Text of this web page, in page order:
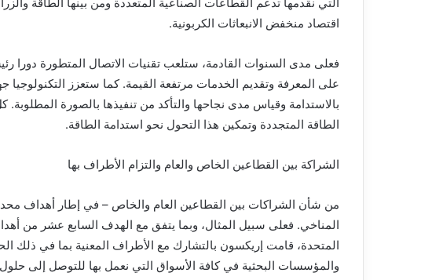
اقتصاد منخفض الانبعاثات الكربونية.
فعلى مدى السنوات القادمة، ستلعب تقنيات الاتصال المتطورة دورا
على المعرفة وتقديم الخدمات مرتفعة القيمة. كما ستعزز التكنولوجيا
بالاستدامة وقياس مدى نجاحها والتأكد من تنفيذها بالصورة
الطاقة المتجددة وتمكين هذا التحول نحو استدامة الطاقة.
الشراكة بين القطاعين الخاص والعام والتزام الأطراف بها
من شأن الشراكات بين القطاعين العام والخاص – في إطار أهداف
المناخي. فعلى سبيل المثال، وبما يتفق مع الهدف السابع عشر من
المتحدة، قامت إريكسون بالتشارك مع الأطراف المعنية بما في ذلك
والمؤسسات البحثية في كافة الأسواق التي نعمل بها للتوصل إلى